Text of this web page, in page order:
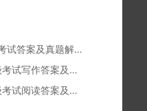
第105届TOPIK韩国语能力考试答案及真题解析汇总
第105届韩语TOPIKⅡ中高级考试写作答案及真题解析
第105届韩语TOPIKⅡ中高级考试阅读答案及真题解析